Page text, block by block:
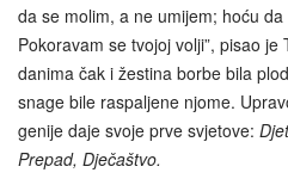
da se molim, a ne umijem; hoću
Pokoravam se tvojoj volji”, pisao
danima čak i žestina borbe bila
snage bile raspaljene njome.
genije daje svoje prve svjetove:
Prepad, Dječaštvo.